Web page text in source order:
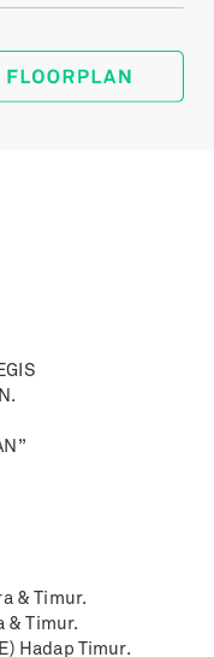
& Timur.
& Timur.
Hadap Timur.